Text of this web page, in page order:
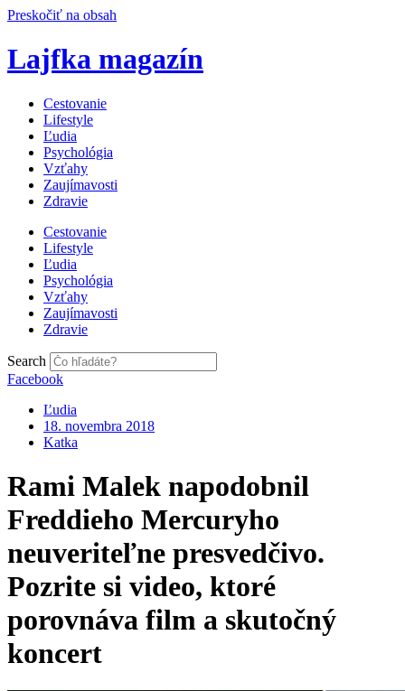
Preskočiť na obsah
Lajfka magazín
Cestovanie
Lifestyle
Ľudia
Psychológia
Vzťahy
Zaujímavosti
Zdravie
Cestovanie
Lifestyle
Ľudia
Psychológia
Vzťahy
Zaujímavosti
Zdravie
Search
Facebook
Ľudia
18. novembra 2018
Katka
Rami Malek napodobnil
Freddieho Mercuryho
neuveriteľne presvedčivo.
Pozrite si video, ktoré
porovnáva film a skutočný
koncert